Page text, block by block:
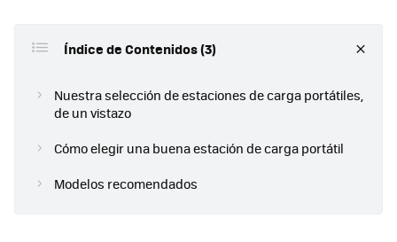
Índice de Contenidos (3)
Nuestra selección de estaciones de carga portátiles,
de un vistazo
Cómo elegir una buena estación de carga portátil
Modelos recomendados